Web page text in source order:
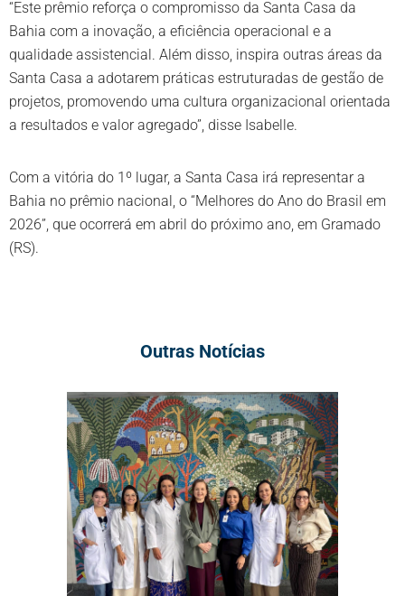
“Este prêmio reforça o compromisso da Santa Casa da
Bahia com a inovação, a eficiência operacional e a
qualidade assistencial. Além disso, inspira outras áreas da
Santa Casa a adotarem práticas estruturadas de gestão de
projetos, promovendo uma cultura organizacional orientada
a resultados e valor agregado”, disse Isabelle.
Com a vitória do 1º lugar, a Santa Casa irá representar a
Bahia no prêmio nacional, o “Melhores do Ano do Brasil em
2026”, que ocorrerá em abril do próximo ano, em Gramado
(RS).
Outras Notícias